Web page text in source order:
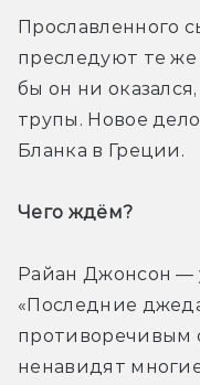
Прославленного
преследуют те
бы он ни
трупы. Новое
Бланка в Греции.
Чего ждём?
Райан Джонсон —
«Последние
противоречивым
ненавидят